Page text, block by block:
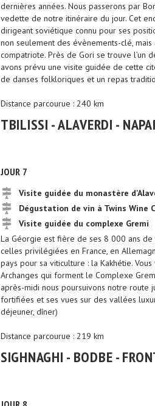
dernières années. Nous passerons par
vedette de notre itinéraire du jour. Cet
dirigeant soviétique connu pour ses
non seulement des évènements-clé,
compatriote. Près de Gori se trouve l’un
avons prévu une visite guidée de cette
de danses folkloriques et un repas
Distance parcourue : 240 km
TBILISSI - ALAVERDI -
JOUR 7
Visite guidée du monastère
Dégustation de vin à Twins Wine
Visite guidée du complexe Gremi
La Géorgie est fière de ses 8 000 ans
celles privilégiées en France, en
pays pour sa viticulture : la Kakhétie.
Archanges qui forment le Complexe
après-midi nous poursuivons notre route
fortifiées et ses vues sur des vallées
déjeuner, dîner)
Distance parcourue : 219 km
SIGHNAGHI - BODBE -